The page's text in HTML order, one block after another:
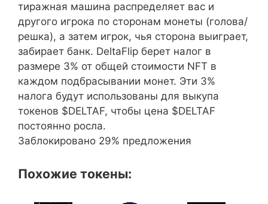
тиражная машина распределяет вас и
другого игрока по сторонам монеты (голова/
решка), а затем игрок, чья сторона выиграет,
забирает банк. DeltaFlip берет налог в
размере 3% от общей стоимости NFT в
каждом подбрасывании монет. Эти 3%
налога будут использованы для выкупа
токенов $DELTAF, чтобы цена $DELTAF
постоянно росла.
Заблокировано 29% предложения
Похожие токены: